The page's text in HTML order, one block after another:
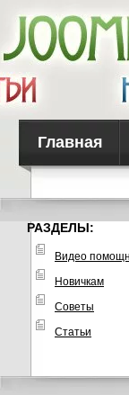
Главная
РАЗДЕЛЫ:
Видео
Новичкам
Советы
Статьи